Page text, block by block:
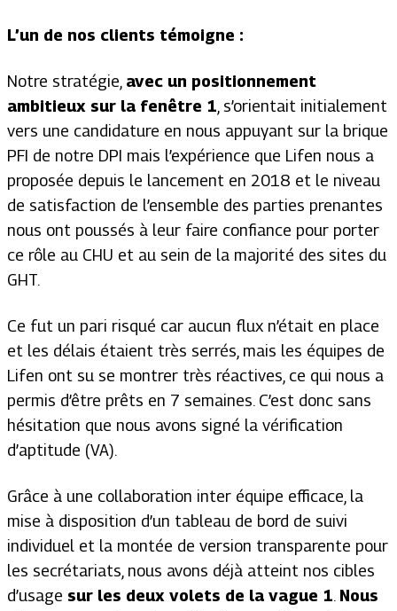
L’un de nos clients témoigne :
Notre stratégie, avec un positionnement
ambitieux sur la fenêtre 1, s’orientait initialement
vers une candidature en nous appuyant sur la brique
PFI de notre DPI mais l’expérience que Lifen nous a
proposée depuis le lancement en 2018 et le niveau
de satisfaction de l’ensemble des parties prenantes
nous ont poussés à leur faire confiance pour porter
ce rôle au CHU et au sein de la majorité des sites du
GHT.
Ce fut un pari risqué car aucun flux n’était en place
et les délais étaient très serrés, mais les équipes de
Lifen ont su se montrer très réactives, ce qui nous a
permis d’être prêts en 7 semaines. C’est donc sans
hésitation que nous avons signé la vérification
d’aptitude (VA).
Grâce à une collaboration inter équipe efficace, la
mise à disposition d’un tableau de bord de suivi
individuel et la montée de version transparente pour
les secrétariats, nous avons déjà atteint nos cibles
d’usage sur les deux volets de la vague 1. Nous